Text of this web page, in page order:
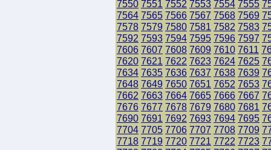
7550 7551 7552 7553 7554 7555
7564 7565 7566 7567 7568 7569
7578 7579 7580 7581 7582 7583
7592 7593 7594 7595 7596 7597
7606 7607 7608 7609 7610 7611
7620 7621 7622 7623 7624 7625
7634 7635 7636 7637 7638 7639
7648 7649 7650 7651 7652 7653
7662 7663 7664 7665 7666 7667
7676 7677 7678 7679 7680 7681
7690 7691 7692 7693 7694 7695
7704 7705 7706 7707 7708 7709
7718 7719 7720 7721 7722 7723